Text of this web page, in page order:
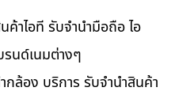
ค้าไอที รับจำนำมือถือ ไอ
นด์เนมต่างๆ
ล้อง บริการ รับจำนำสินค้า